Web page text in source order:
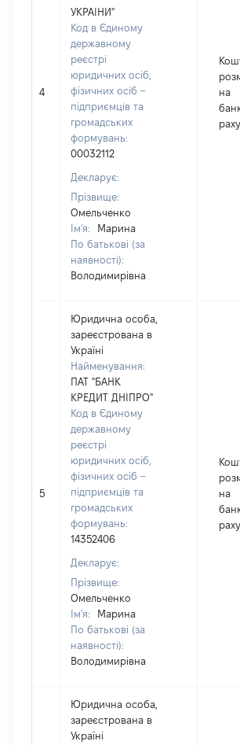
4
УКРАІНИ"
Код в Єдиному
державному
реєстрі
юридичних осіб,
фізичних осіб –
підприємців та
громадських
формувань:
00032112
Декларує:
Прізвище:
Омельченко
Ім'я:
Марина
По батькові (за
наявності):
Володимирівна
на
5
Юридична особа,
зареєстрована в
Україні
Найменування:
ПАТ "БАНК
КРЕДИТ ДНІПРО"
Код в Єдиному
державному
реєстрі
юридичних осіб,
фізичних осіб –
підприємців та
громадських
формувань:
14352406
Декларує:
Прізвище:
Омельченко
Ім'я:
Марина
По батькові (за
наявності):
Володимирівна
на
Юридична особа,
зареєстрована в
Україні